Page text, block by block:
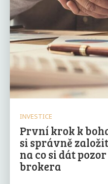
INVESTICE
První krok k
si správně
na co si dát
brokera